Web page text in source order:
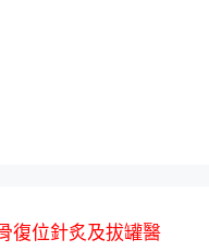
復位針炙及拔罐醫